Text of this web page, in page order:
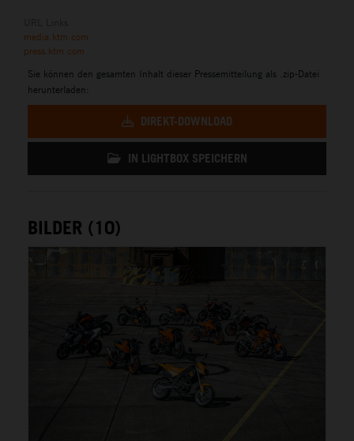
media.ktm.com
press.ktm.com
Sie können den gesamten Inhalt dieser Pressemitteilung als .zip-Datei
herunterladen:
DIREKT-DOWNLOAD
IN LIGHTBOX SPEICHERN
BILDER (10)